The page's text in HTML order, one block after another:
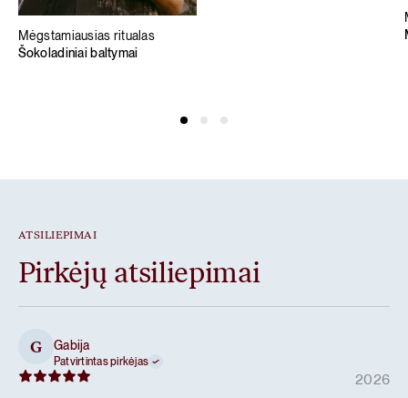
Mėgstamiausias ritualas
Šokoladiniai baltymai
ATSILIEPIMAI
Pirkėjų atsiliepimai
G Gabija
Patvirtintas pirkėjas
2026